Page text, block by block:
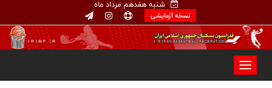
شنبه هفدهم مرداد ماه
نسخه آزمایشی